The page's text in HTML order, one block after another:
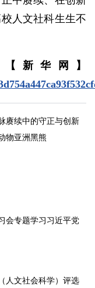
人文社科生生不
新华网】
赓续中的守正与创新
物亚洲黑熊
会专题学习习近平党
人文社会科学）评选